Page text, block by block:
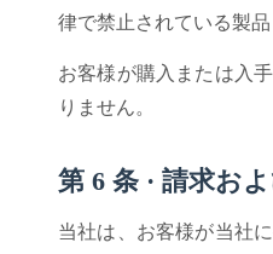
律で禁止されている製
お客様が購入または入
りません。
第 6 条 · 請求お
当社は、お客様が当社